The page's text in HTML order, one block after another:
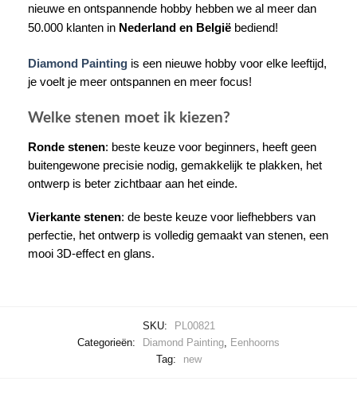
nieuwe en ontspannende hobby hebben we al meer dan
50.000 klanten in Nederland en België bediend!
Diamond Painting is een nieuwe hobby voor elke leeftijd,
je voelt je meer ontspannen en meer focus!
Welke stenen moet ik kiezen?
Ronde stenen: beste keuze voor beginners, heeft geen
buitengewone precisie nodig, gemakkelijk te plakken, het
ontwerp is beter zichtbaar aan het einde.
Vierkante stenen: de beste keuze voor liefhebbers van
perfectie, het ontwerp is volledig gemaakt van stenen, een
mooi 3D-effect en glans.
SKU:
PL00821
Categorieën:
Diamond Painting, Eenhoorns
Tag:
new